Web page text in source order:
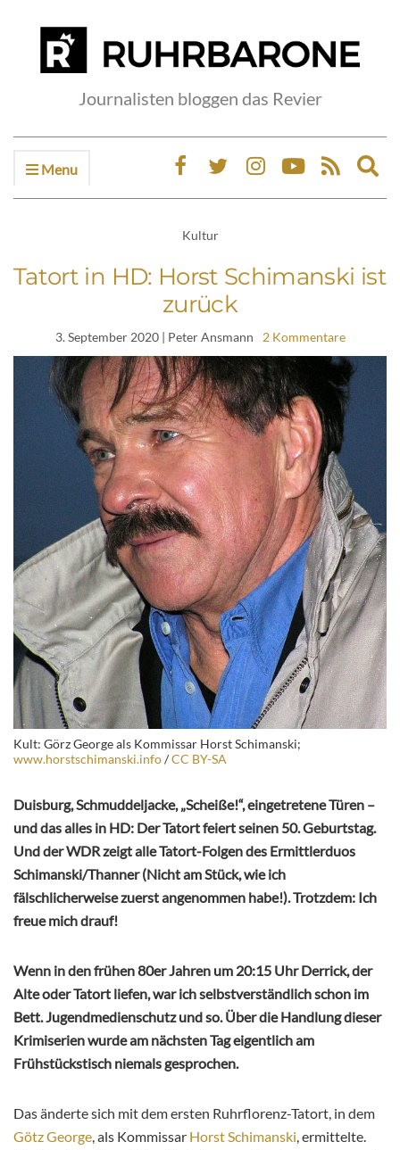
Journalisten bloggen das Revier
Menu
Kultur
Tatort in HD: Horst Schimanski ist
zurück
3. September 2020| Peter Ansmann 2 Kommentare
Kult: Görz George als Kommissar Horst Schimanski;
www.horstschimanski.info/CC BY-SA
Duisburg, Schmuddeljacke, „Scheiße!“, eingetretene Türen –
und das alles in HD: Der Tatort feiert seinen 50. Geburtstag.
Und der WDR zeigt alle Tatort-Folgen des Ermittlerduos
Schimanski/Thanner (Nicht am Stück, wie ich
fälschlicherweise zuerst angenommen habe!). Trotzdem: Ich
freue mich drauf!
Wenn in den frühen 80er Jahren um 20:15 Uhr Derrick, der
Alte oder Tatort liefen, war ich selbstverständlich schon im
Bett. Jugendmedienschutz und so. Über die Handlung dieser
Krimiserien wurde am nächsten Tag eigentlich am
Frühstückstisch niemals gesprochen.
Das änderte sich mit dem ersten Ruhrflorenz-Tatort, in dem
Götz George, als Kommissar Horst Schimanski, ermittelte.